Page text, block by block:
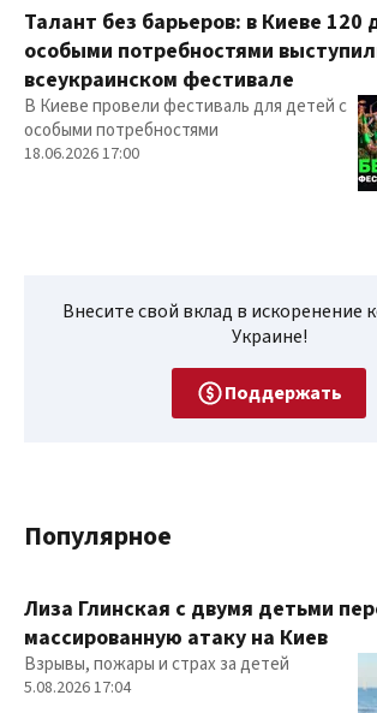
Талант без барьеров: в Киеве 120
особыми потребностями
всеукраинском фестивале
В Киеве провели фестиваль для детей с
особыми потребностями
18.06.2026 17:00
Внесите свой вклад в искоренение
Украине!
Поддержать
Популярное
Лиза Глинская с двумя детьми
массированную атаку на Киев
Взрывы, пожары и страх за детей
5.08.2026 17:04